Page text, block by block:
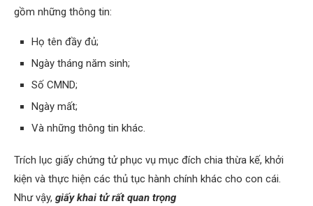
gồm những thông tin:
Họ tên đầy đủ;
Ngày tháng năm sinh;
Số CMND;
Ngày mất;
Và những thông tin khác.
Trích lục giấy chứng tử phục vụ mục đích chia thừa kế, khởi
kiện và thực hiện các thủ tục hành chính khác cho con cái.
Như vậy, giấy khai tử rất quan trọng